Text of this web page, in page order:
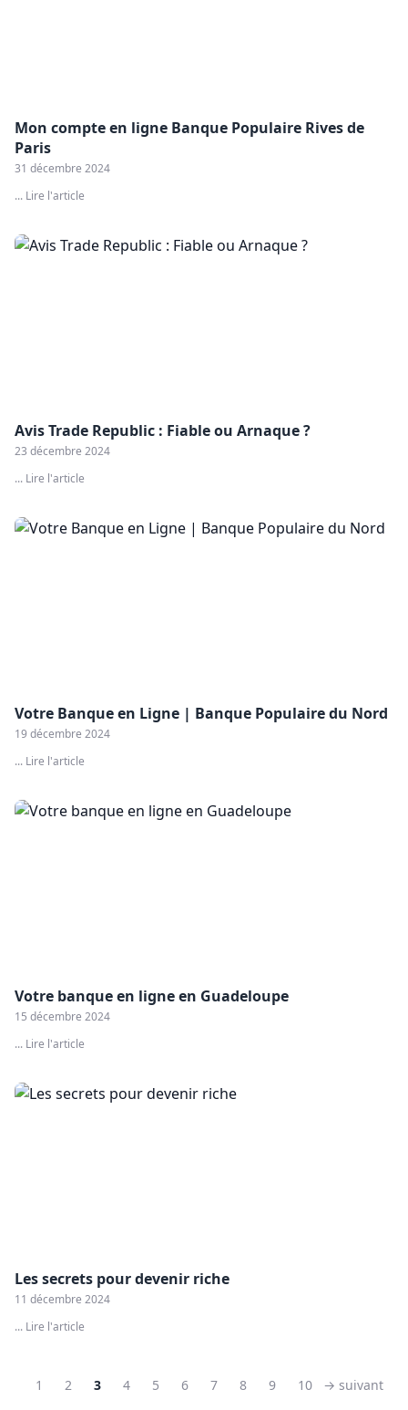
Mon compte en ligne Banque Populaire Rives de
Paris
31 décembre 2024
... Lire l'article
Avis Trade Republic : Fiable ou Arnaque ?
23 décembre 2024
... Lire l'article
Votre Banque en Ligne | Banque Populaire du Nord
19 décembre 2024
... Lire l'article
Votre banque en ligne en Guadeloupe
15 décembre 2024
... Lire l'article
Les secrets pour devenir riche
11 décembre 2024
... Lire l'article
1 2 3 4 5 6 7 8 9 10 → suivant